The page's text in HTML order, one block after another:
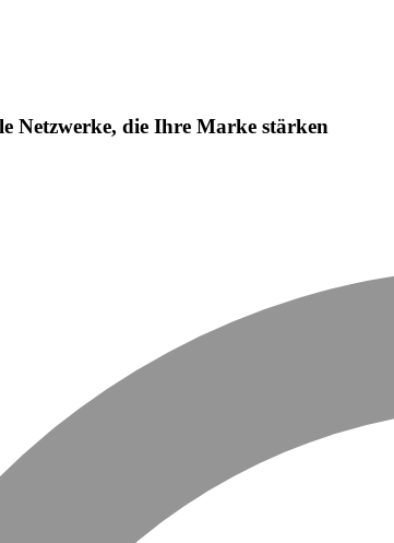
Netzwerke, die Ihre Marke stärken